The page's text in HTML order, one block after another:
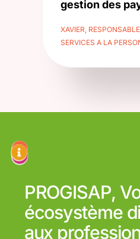
gestion des
XAVIER,
SERVICES A LA
PROGISAP,
écosystème
aux